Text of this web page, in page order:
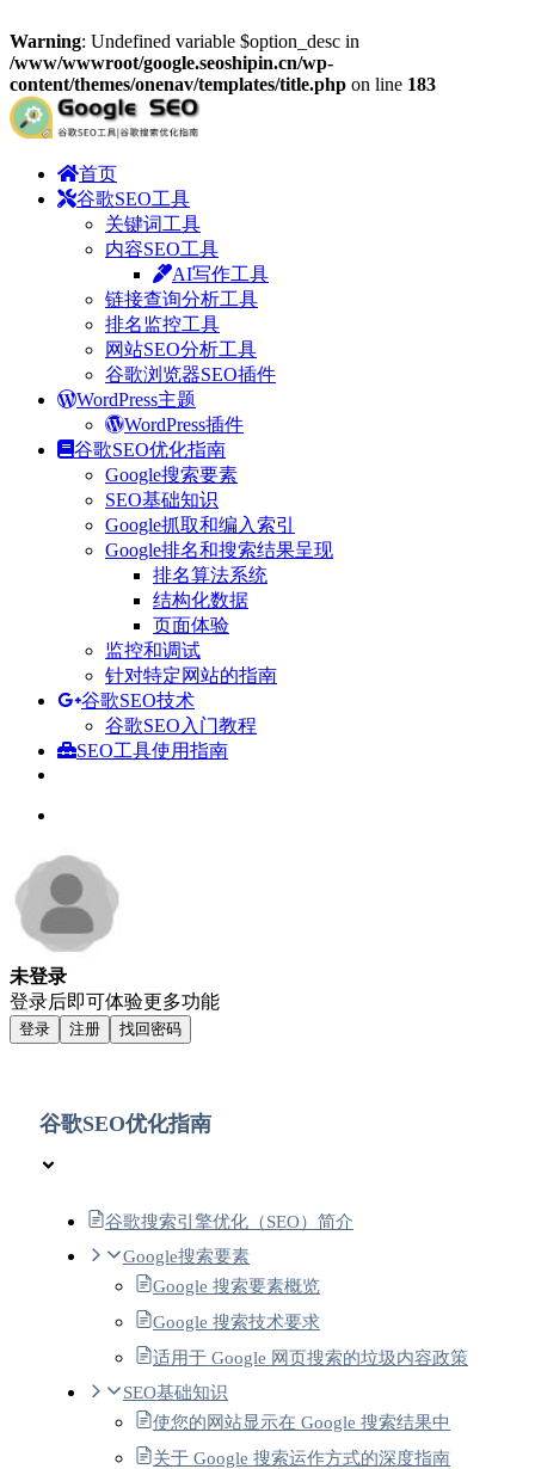
Warning: Undefined variable $option_desc in
/www/wwwroot/google.seoshipin.cn/wp-
content/themes/onenav/templates/title.php on line 183
首页
谷歌SEO工具
关键词工具
内容SEO工具
AI写作工具
链接查询分析工具
排名监控工具
网站SEO分析工具
谷歌浏览器SEO插件
WordPress主题
WordPress插件
谷歌SEO优化指南
Google搜索要素
SEO基础知识
Google抓取和编入索引
Google排名和搜索结果呈现
排名算法系统
结构化数据
页面体验
监控和调试
针对特定网站的指南
谷歌SEO技术
谷歌SEO入门教程
SEO工具使用指南
未登录
登录后即可体验更多功能
登录 注册 找回密码
谷歌SEO优化指南
谷歌搜索引擎优化（SEO）简介
Google搜索要素
Google 搜索要素概览
Google 搜索技术要求
适用于 Google 网页搜索的垃圾内容政策
SEO基础知识
使您的网站显示在 Google 搜索结果中
关于 Google 搜索运作方式的深度指南